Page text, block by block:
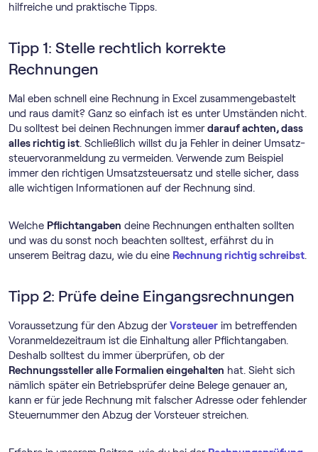
hilfreiche und praktische Tipps.
Tipp 1: Stelle rechtlich korrekte
Rechnungen
Mal eben schnell eine Rechnung in Excel zusammengebastelt
und raus damit? Ganz so einfach ist es unter Umständen nicht.
Du solltest bei deinen Rechnungen immerdarauf achten, dass
alles richtig ist. Schließlich willst du ja Fehler in deiner Umsatz­
steuer­voranmeldung zu vermeiden. Verwende zum Beispiel
immer den richtigen Umsatzsteuersatz und stelle sicher, dass
alle wichtigen Informationen auf der Rechnung sind.
Welche Pflichtangaben deine Rechnungen enthalten sollten
und was du sonst noch beachten solltest, erfährst du in
unserem Beitrag dazu, wie du eine Rechnung richtig schreibst.
Tipp 2: Prüfe deine Eingangsrechnungen
Voraussetzung für den Abzug derVorsteuer im betreffenden
Voranmeldezeitraum ist die Einhaltung aller Pflichtangaben.
Deshalb solltest du immer überprüfen, ob der
Rechnungssteller alle Formalien eingehalten hat. Sieht sich
nämlich später ein Betriebsprüfer deine Belege genauer an,
kann er für jede Rechnung mit falscher Adresse oder fehlender
Steuernummer den Abzug der Vorsteuer streichen.